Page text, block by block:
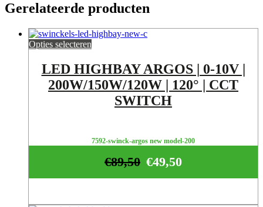
Gerelateerde producten
Opties selecteren
LED HIGHBAY ARGOS | 0-10V |
200W/150W/120W | 120° | CCT
SWITCH
7592-swinck-argos new model-200
€49,50
€89,50